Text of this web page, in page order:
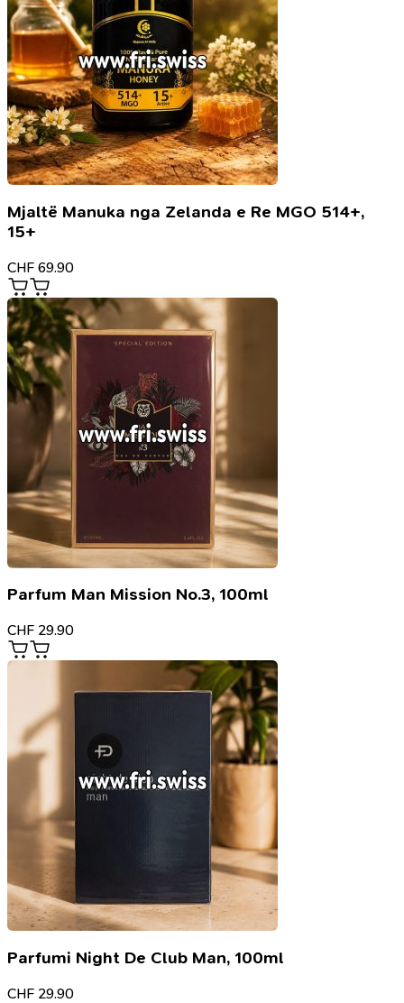
Mjaltë Manuka nga Zelanda e Re MGO 514+,
15+
CHF 69.90
Parfum Man Mission No.3, 100ml
CHF 29.90
Parfumi Night De Club Man, 100ml
CHF 29.90